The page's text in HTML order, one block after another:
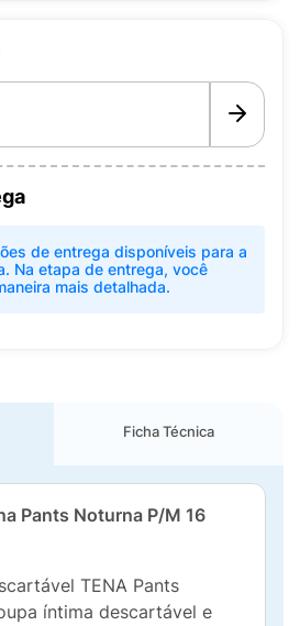
de entrega disponíveis para a
Na etapa de entrega, você
mais detalhada.
Ficha Técnica
Pants Noturna P/M 16
TENA Pants
íntima descartável e